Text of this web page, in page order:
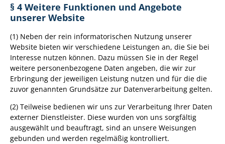
§ 4 Weitere Funktionen und Angebote
unserer Website
(1) Neben der rein informatorischen Nutzung unserer
Website bieten wir verschiedene Leistungen an, die Sie bei
Interesse nutzen können. Dazu müssen Sie in der Regel
weitere personenbezogene Daten angeben, die wir zur
Erbringung der jeweiligen Leistung nutzen und für die die
zuvor genannten Grundsätze zur Datenverarbeitung gelten.
(2) Teilweise bedienen wir uns zur Verarbeitung Ihrer Daten
externer Dienstleister. Diese wurden von uns sorgfältig
ausgewählt und beauftragt, sind an unsere Weisungen
gebunden und werden regelmäßig kontrolliert.